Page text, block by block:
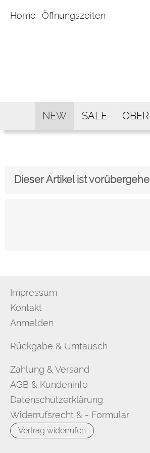
Home Öffnungszeiten
NEW SALE
Dieser Artikel ist
Impressum
Kontakt
Anmelden
Rückgabe & Umtausch
Zahlung & Versand
AGB & Kundeninfo
Datenschutzerklärung
Widerrufsrecht & - Formular
Vertrag widerrufen